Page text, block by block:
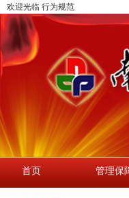
欢迎光临 行为规范
首页 管理保